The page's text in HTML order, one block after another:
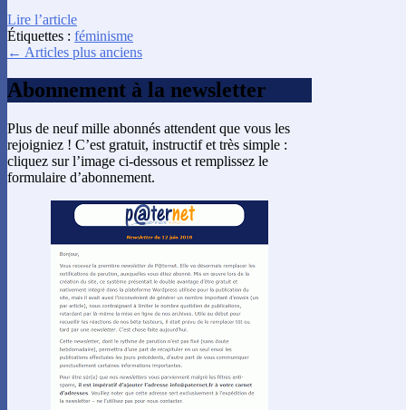
Lire l’article
Étiquettes : féminisme
← Articles plus anciens
Abonnement à la newsletter
Plus de neuf mille abonnés attendent que vous les
rejoigniez ! C’est gratuit, instructif et très simple :
cliquez sur l’image ci-dessous et remplissez le
formulaire d’abonnement.